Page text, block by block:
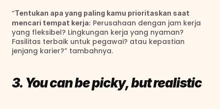
“Tentukan apa yang paling kamu prioritaskan saat
mencari tempat kerja: Perusahaan dengan jam kerja
yang fleksibel? Lingkungan kerja yang nyaman?
Fasilitas terbaik untuk pegawai? atau kepastian
jenjang karier?” tambahnya.
3. You can be picky, but realistic